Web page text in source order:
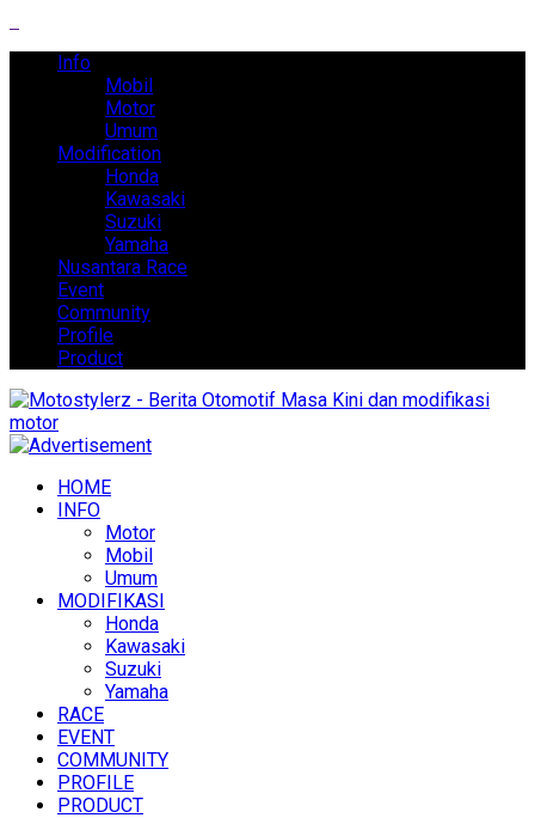
Info
Mobil
Motor
Umum
Modification
Honda
Kawasaki
Suzuki
Yamaha
Nusantara Race
Event
Community
Profile
Product
HOME
INFO
Motor
Mobil
Umum
MODIFIKASI
Honda
Kawasaki
Suzuki
Yamaha
RACE
EVENT
COMMUNITY
PROFILE
PRODUCT